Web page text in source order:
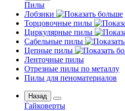
Пилы
Лобзики
Торцовочные пилы
Циркулярные пилы
Сабельные пилы
Цепные пилы
Ленточные пилы
Отрезные пилы по металлу
Пилы для пеноматериалов
Назад
Гайковерты